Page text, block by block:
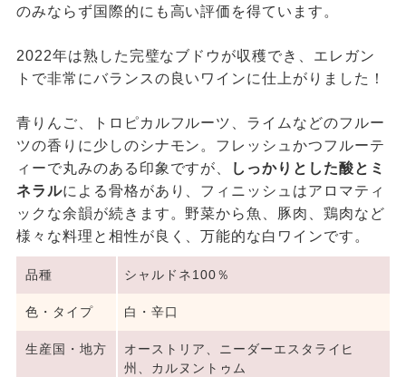
のみならず国際的にも高い評価を得ています。
2022年は熟した完璧なブドウが収穫でき、エレガン
トで非常にバランスの良いワインに仕上がりました！
青りんご、トロピカルフルーツ、ライムなどのフルー
ツの香りに少しのシナモン。フレッシュかつフルーテ
ィーで丸みのある印象ですが、
しっかりとした酸とミ
ネラルによる骨格があり、フィニッシュはアロマティ
ックな余韻が続きます。野菜から魚、豚肉、鶏肉など
様々な料理と相性が良く、万能的な白ワインです。
品種 シャルドネ100％
色・タイプ 白・辛口
生産国・地方
オーストリア、ニーダーエスタライヒ
州、カルヌントゥム